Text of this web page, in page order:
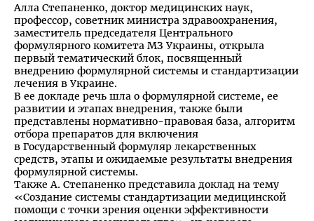
Алла Степаненко, доктор медицинских наук,
профессор, советник министра здравоохранения,
заместитель председателя Центрального
формулярного комитета МЗ Украины, открыла
первый тематический блок, посвященный
внедрению формулярной системы и стандартизации
лечения в Украине.
В ее докладе речь шла о формулярной системе, ее
развитии и этапах внедрения, также были
представлены нормативно-правовая база, алгоритм
отбора препаратов для включения
в Государственный формуляр лекарственных
средств, этапы и ожидаемые результаты внедрения
формулярной системы.
Также А. Степаненко представила доклад на тему
«Создание системы стандартизации медицинской
помощи с точки зрения оценки эффективности